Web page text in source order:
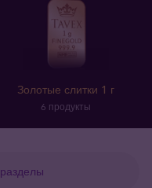
Золотые слитки 1 г
6 продукты